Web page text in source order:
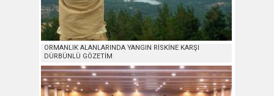
ORMANLIK ALANLARINDA YANGIN RİSKİNE KARŞI
DÜRBÜNLÜ GÖZETİM